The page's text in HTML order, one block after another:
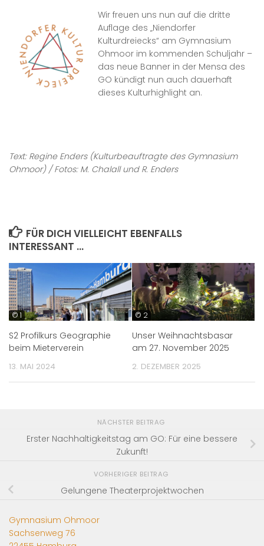
Wir freuen uns nun auf die dritte
Auflage des „Niendorfer
Kulturdreiecks“ am Gymnasium
Ohmoor im kommenden Schuljahr –
das neue Banner in der Mensa des
GO kündigt nun auch dauerhaft
dieses Kulturhighlight an.
Text: Regine Enders (Kulturbeauftragte des Gymnasium
Ohmoor) / Fotos: M. Chalall und R. Enders
FÜR DICH VIELLEICHT EBENFALLS
INTERESSANT …
© 1
S2 Profilkurs Geographie
beim Mieterverein
13. MAI 2024
© 2
Unser Weihnachtsbasar
am 27. November 2025
2. DEZEMBER 2025
NÄCHSTER BEITRAG
Erster Nachhaltigkeitstag am GO: Für eine bessere
Zukunft!
VORHERIGER BEITRAG
Gelungene Theaterprojektwochen
Gymnasium Ohmoor
Sachsenweg 76